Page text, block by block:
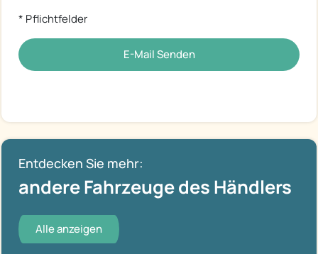
* Pflichtfelder
E-Mail Senden
Entdecken Sie mehr:
andere Fahrzeuge des Händlers
Alle anzeigen